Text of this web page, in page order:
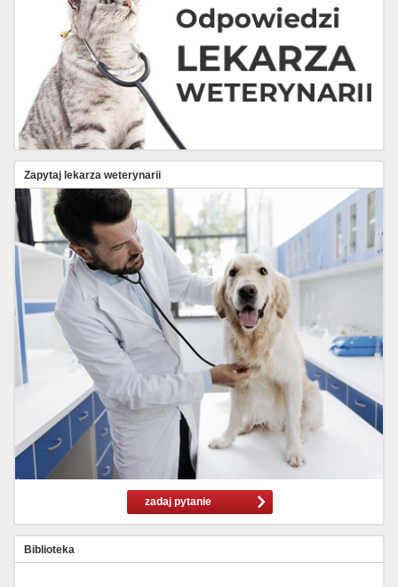
Zapytaj lekarza weterynarii
zadaj pytanie
Biblioteka